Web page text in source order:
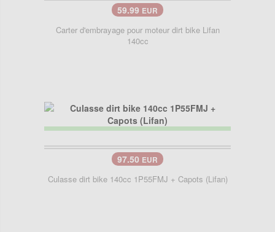
59.99 EUR
Carter d'embrayage pour moteur dirt bike Lifan
140cc
97.50 EUR
Culasse dirt bike 140cc 1P55FMJ + Capots (Lifan)